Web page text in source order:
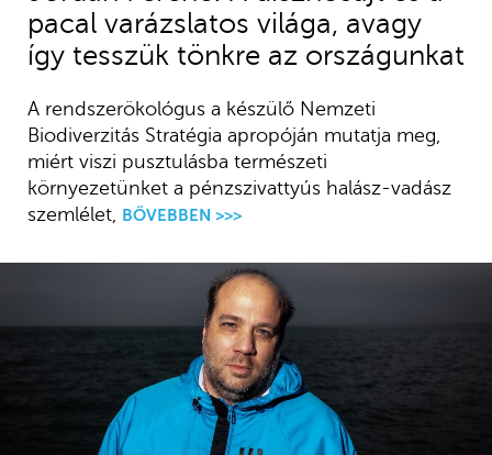
pacal varázslatos világa, avagy
így tesszük tönkre az országunkat
A rendszerökológus a készülő Nemzeti
Biodiverzitás Stratégia apropóján mutatja meg,
miért viszi pusztulásba természeti
környezetünket a pénzszivattyús halász-vadász
szemlélet,
BŐVEBBEN >>>